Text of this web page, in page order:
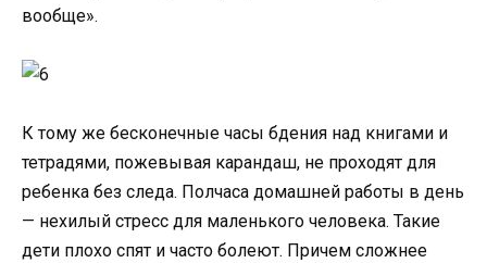
вообще».
К тому же бесконечные часы бдения над книгами и
тетрадями, пожевывая карандаш, не проходят для
ребенка без следа. Полчаса домашней работы в день
— нехилый стресс для маленького человека. Такие
дети плохо спят и часто болеют. Причем сложнее